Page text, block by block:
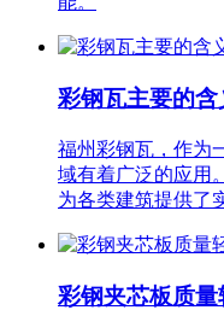
彩钢瓦主要的含
福州彩钢瓦，作为
域有着广泛的应用
为各类建筑提供了
彩钢夹芯板质